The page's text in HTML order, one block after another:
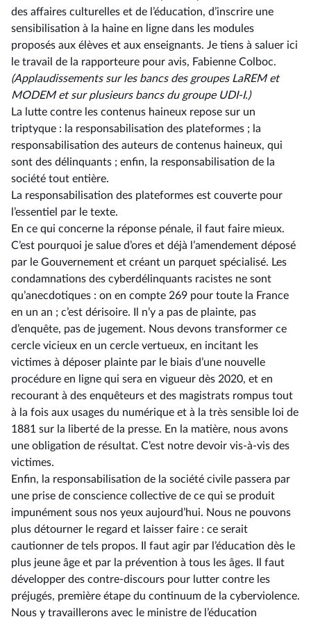
des affaires culturelles et de l’éducation, d’inscrire une
sensibilisation à la haine en ligne dans les modules
proposés aux élèves et aux enseignants. Je tiens à saluer ici
le travail de la rapporteure pour avis, Fabienne Colboc.
(Applaudissements sur les bancs des groupes LaREM et
MODEM et sur plusieurs bancs du groupe UDI-I.)
La lutte contre les contenus haineux repose sur un
triptyque : la responsabilisation des plateformes ; la
responsabilisation des auteurs de contenus haineux, qui
sont des délinquants ; enfin, la responsabilisation de la
société tout entière.
La responsabilisation des plateformes est couverte pour
l’essentiel par le texte.
En ce qui concerne la réponse pénale, il faut faire mieux.
C’est pourquoi je salue d’ores et déjà l’amendement déposé
par le Gouvernement et créant un parquet spécialisé. Les
condamnations des cyberdélinquants racistes ne sont
qu’anecdotiques : on en compte 269 pour toute la France
en un an ; c’est dérisoire. Il n’y a pas de plainte, pas
d’enquête, pas de jugement. Nous devons transformer ce
cercle vicieux en un cercle vertueux, en incitant les
victimes à déposer plainte par le biais d’une nouvelle
procédure en ligne qui sera en vigueur dès 2020, et en
recourant à des enquêteurs et des magistrats rompus tout
à la fois aux usages du numérique et à la très sensible loi de
1881 sur la liberté de la presse. En la matière, nous avons
une obligation de résultat. C’est notre devoir vis-à-vis des
victimes.
Enfin, la responsabilisation de la société civile passera par
une prise de conscience collective de ce qui se produit
impunément sous nos yeux aujourd’hui. Nous ne pouvons
plus détourner le regard et laisser faire : ce serait
cautionner de tels propos. Il faut agir par l’éducation dès le
plus jeune âge et par la prévention à tous les âges. Il faut
développer des contre-discours pour lutter contre les
préjugés, première étape du continuum de la cyberviolence.
Nous y travaillerons avec le ministre de l’éducation